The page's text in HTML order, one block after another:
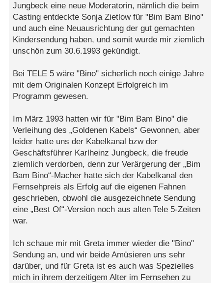
Jungbeck eine neue Moderatorin, nämlich die beim
Casting entdeckte Sonja Zietlow für "Bim Bam Bino"
und auch eine Neuausrichtung der gut gemachten
Kindersendung haben, und somit wurde mir ziemlich
unschön zum 30.6.1993 gekündigt.
Bei TELE 5 wäre "Bino" sicherlich noch einige Jahre
mit dem Originalen Konzept Erfolgreich im
Programm gewesen.
Im März 1993 hatten wir für "Bim Bam Bino" die
Verleihung des „Goldenen Kabels“ Gewonnen, aber
leider hatte uns der Kabelkanal bzw der
Geschäftsführer Karlheinz Jungbeck, die freude
ziemlich verdorben, denn zur Verärgerung der „Bim
Bam Bino“-Macher hatte sich der Kabelkanal den
Fernsehpreis als Erfolg auf die eigenen Fahnen
geschrieben, obwohl die ausgezeichnete Sendung
eine „Best Of“-Version noch aus alten Tele 5-Zeiten
war.
Ich schaue mir mit Greta immer wieder die "Bino"
Sendung an, und wir beide Amüsieren uns sehr
darüber, und für Greta ist es auch was Spezielles
mich in ihrem derzeitigem Alter im Fernsehen zu